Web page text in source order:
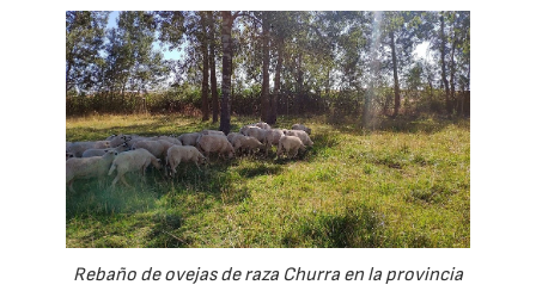
Rebaño de ovejas de raza Churra en la provincia